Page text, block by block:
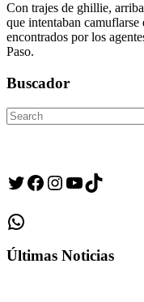
Con trajes de ghillie,
que intentaban
encontrados por los
Paso.
Buscador
Search
for:
Twitter
Facebook
Instagram
YouTube
TikTok
WhatsApp
Últimas Noticias